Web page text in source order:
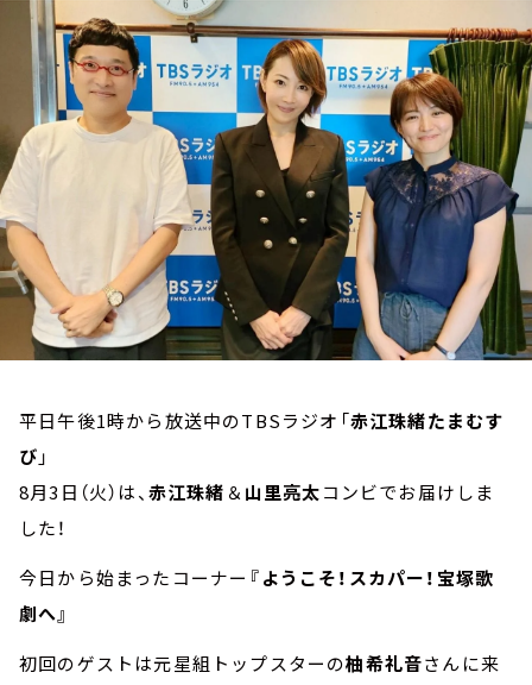
お知らせ
イベント・グッズ
YouTube
会社情報
平日午後1時から放送中のTBSラジオ「赤江珠緒たまむす
び 」
8月3日（火）は、赤江珠緒 ＆山里亮太コンビでお届けしま
した！
今日から始まったコーナー 『ようこそ！スカパー！宝塚歌
劇へ』
初回のゲストは元星組トップスターの柚希礼音さんに来